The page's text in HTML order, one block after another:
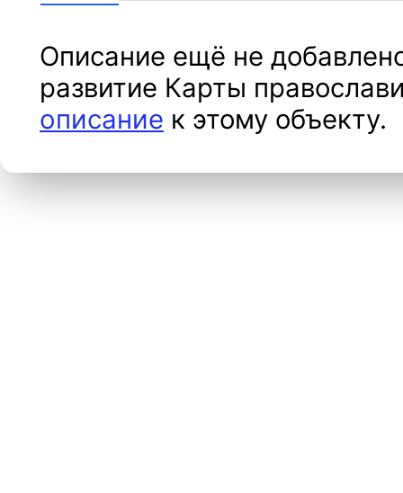
Описание ещё не
развитие Карты
описание к этому объекту.